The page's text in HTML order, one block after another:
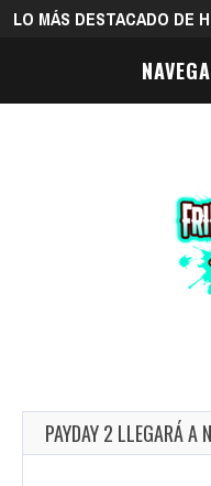
LO MÁS DESTACADO DE
NAVEGA
PAYDAY 2 LLEGARÁ A